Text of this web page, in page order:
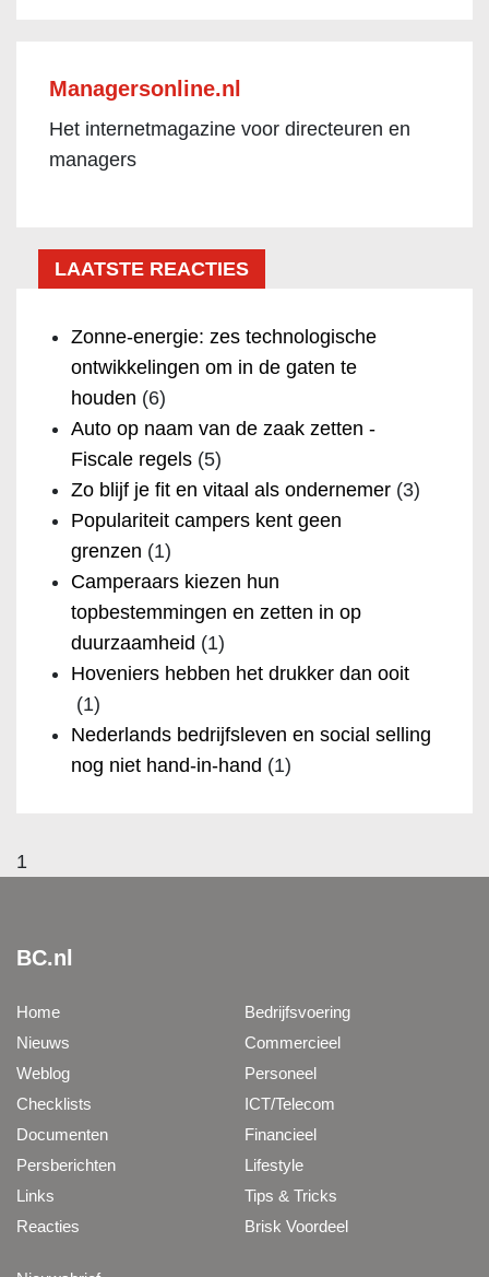
Managersonline.nl
Het internetmagazine voor directeuren en
managers
LAATSTE REACTIES
Zonne-energie: zes technologische
ontwikkelingen om in de gaten te
houden (6)
Auto op naam van de zaak zetten -
Fiscale regels (5)
Zo blijf je fit en vitaal als ondernemer (3)
Populariteit campers kent geen
grenzen (1)
Camperaars kiezen hun
topbestemmingen en zetten in op
duurzaamheid (1)
Hoveniers hebben het drukker dan ooit
(1)
Nederlands bedrijfsleven en social selling
nog niet hand-in-hand (1)
1
BC.nl
Home
Nieuws
Weblog
Checklists
Documenten
Persberichten
Links
Reacties
Bedrijfsvoering
Commercieel
Personeel
ICT/Telecom
Financieel
Lifestyle
Tips & Tricks
Brisk Voordeel